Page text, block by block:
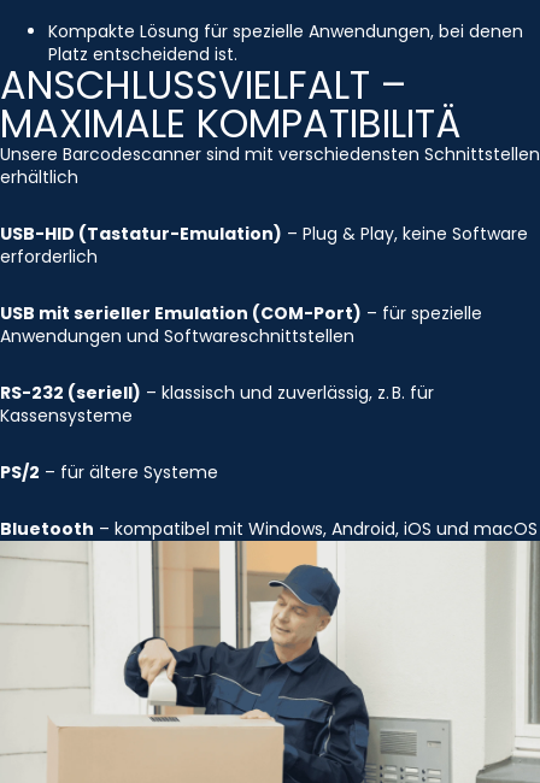
Kompakte Lösung für spezielle Anwendungen, bei denen
Platz entscheidend ist.
ANSCHLUSSVIELFALT –
MAXIMALE KOMPATIBILITÄ
Unsere Barcodescanner sind mit verschiedensten Schnittstellen
erhältlich
USB-HID (Tastatur-Emulation) – Plug & Play, keine Software
erforderlich
USB mit serieller Emulation (COM-Port) – für spezielle
Anwendungen und Softwareschnittstellen
RS-232 (seriell) – klassisch und zuverlässig, z. B. für
Kassensysteme
PS/2 – für ältere Systeme
Bluetooth – kompatibel mit Windows, Android, iOS und macOS